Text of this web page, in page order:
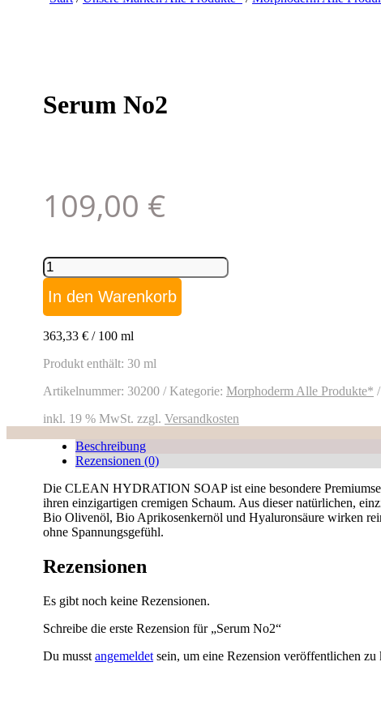
Serum No2
109,00 €
Serum
No2
Menge
In den Warenkorb
363,33 € / 100 ml
Produkt enthält: 30 ml
Artikelnummer: 30200 Kategorie: Morphoderm Alle Produkte*
inkl. 19 % MwSt. zzgl. Versandkosten
Beschreibung
Rezensionen (0)
Die CLEAN HYDRATION SOAP ist eine besondere
ihren einzigartigen cremigen Schaum. Aus dieser natürlichen,
Bio Olivenöl, Bio Aprikosenkernöl und Hyaluronsäure wirken
ohne Spannungsgefühl.
Rezensionen
Es gibt noch keine Rezensionen.
Schreibe die erste Rezension für „Serum No2“
Du musst angemeldet sein, um eine Rezension veröffentlichen zu